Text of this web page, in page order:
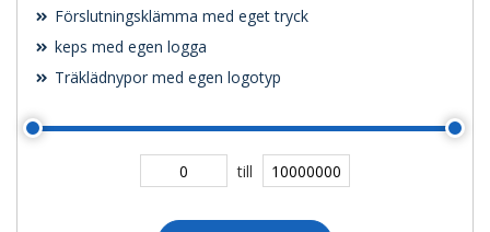
Förslutningsklämma med eget tryck
keps med egen logga
Träklädnypor med egen logotyp
till